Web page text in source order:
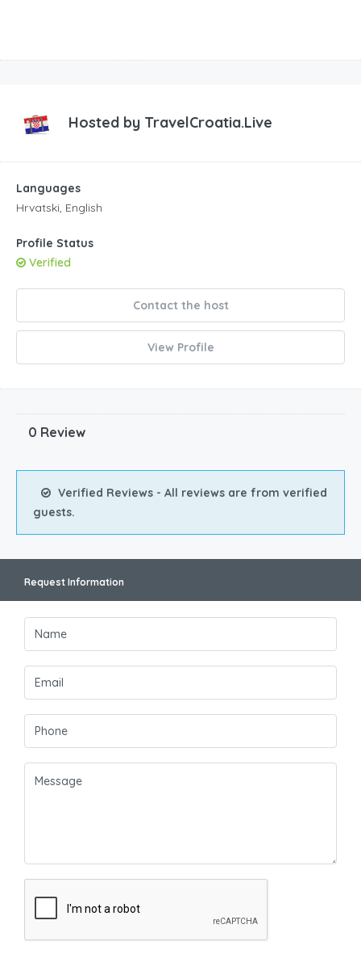
Hosted by TravelCroatia.Live
Languages
Hrvatski, English
Profile Status
Verified
Contact the host
View Profile
0 Review
Verified Reviews - All reviews are from verified
guests.
Request Information